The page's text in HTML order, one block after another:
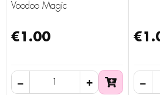
Voodoo Magic
€1.00